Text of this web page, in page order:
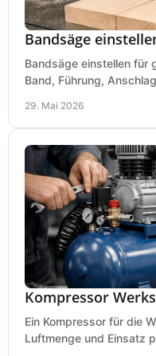
Bandsäge
Bandsäge einstellen für
Band, Führung,
29. Mai 2026
Kompressor
Ein Kompressor für die
Luftmenge und Einsatz